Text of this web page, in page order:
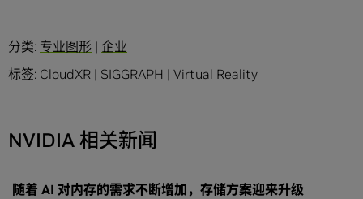
分类: 专业图形 | 企业
标签: CloudXR | SIGGRAPH | Virtual Reality
NVIDIA 相关新闻
随着 AI 对内存的需求不断增加，存储方案迎来升级